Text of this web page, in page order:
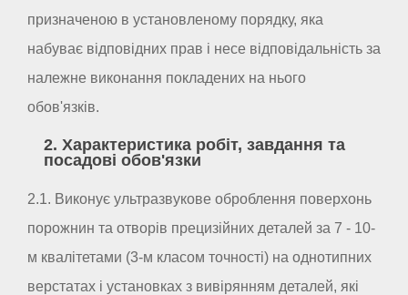
призначеною в установленому порядку, яка
набуває відповідних прав і несе відповідальність за
належне виконання покладених на нього
обов'язків.
2. Характеристика робіт, завдання та
посадові обов'язки
2.1. Виконує ультразвукове оброблення поверхонь
порожнин та отворів прецизійних деталей за 7 - 10-
м квалітетами (3-м класом точності) на однотипних
верстатах і установках з вивірянням деталей, які